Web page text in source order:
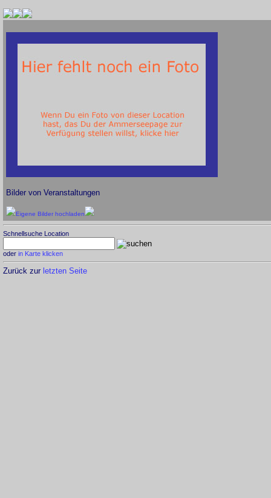
Bilder von Veranstaltungen
Eigene Bilder hochladen
Schnellsuche Location
oder in Karte klicken
Zurück zur letzten Seite